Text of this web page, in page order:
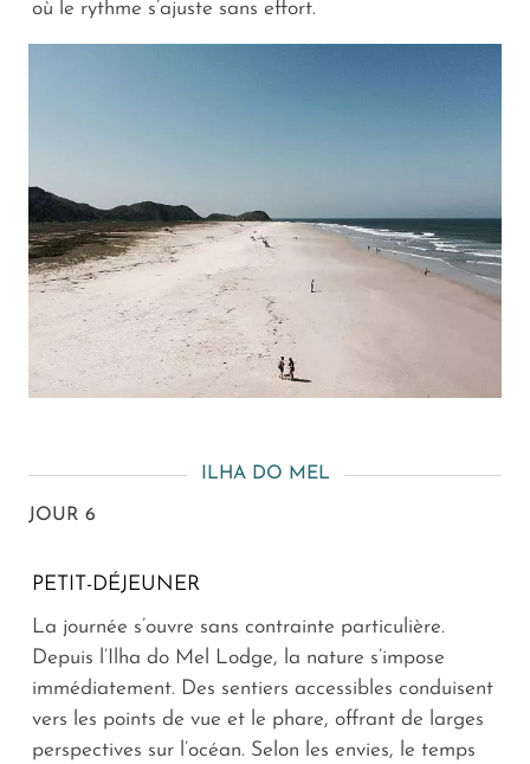
où le rythme s’ajuste sans effort.
ILHA DO MEL
JOUR 6
PETIT-DÉJEUNER
La journée s’ouvre sans contrainte particulière.
Depuis l’Ilha do Mel Lodge, la nature s’impose
immédiatement. Des sentiers accessibles conduisent
vers les points de vue et le phare, offrant de larges
perspectives sur l’océan. Selon les envies, le temps